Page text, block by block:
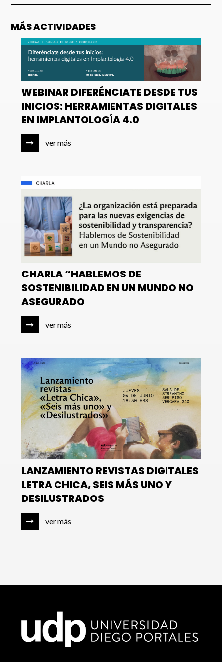
MÁS ACTIVIDADES
WEBINAR DIFERÉNCIATE DESDE TUS
INICIOS: HERRAMIENTAS DIGITALES
EN IMPLANTOLOGÍA 4.0
ver más
CHARLA “HABLEMOS DE
SOSTENIBILIDAD EN UN MUNDO NO
ASEGURADO
ver más
LANZAMIENTO REVISTAS DIGITALES
LETRA CHICA, SEIS MÁS UNO Y
DESILUSTRADOS
ver más